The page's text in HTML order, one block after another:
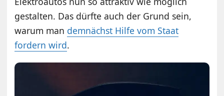
gestalten. Das dürfte auch der Grund sein,
warum man demnächst Hilfe vom Staat
fordern wird.